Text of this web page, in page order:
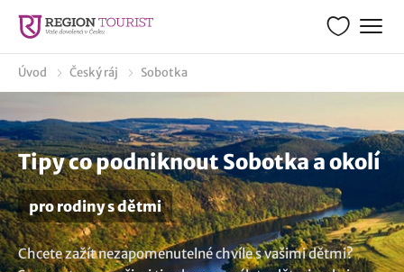
Úvod Český ráj Sobotka
Tipy co podniknout Sobotka a okolí
pro rodiny s dětmi
Chcete zažít nezapomenutelné chvíle s vašimi dětmi?